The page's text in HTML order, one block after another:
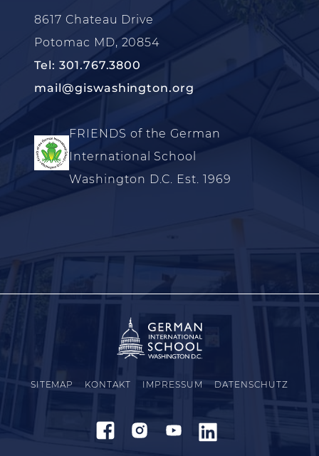
8617 Chateau Drive
Potomac MD, 20854
Tel: 301.767.3800
mail@giswashington.org
FRIENDS of the German
International School
Washington D.C. Est. 1969
SITEMAP KONTAKT IMPRESSUM DATENSCHUTZ